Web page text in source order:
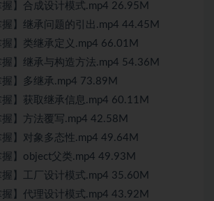
】合成设计模式.mp4 26.95M
】继承问题的引出.mp4 44.45M
】类继承定义.mp4 66.01M
】继承与构造方法.mp4 54.36M
】多继承.mp4 73.89M
】获取继承信息.mp4 60.11M
】方法覆写.mp4 42.58M
】对象多态性.mp4 49.64M
】object父类.mp4 49.93M
】工厂设计模式.mp4 35.60M
】代理设计模式.mp4 43.92M